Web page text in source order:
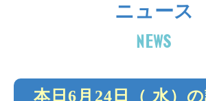
ニュース
本日6月24日（ 水）